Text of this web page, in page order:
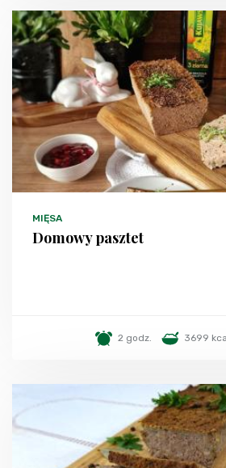
MIĘSA
Domowy pasztet
2 godz. 3699